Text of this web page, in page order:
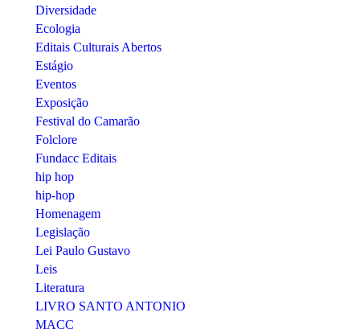
Diversidade
Ecologia
Editais Culturais Abertos
Estágio
Eventos
Exposição
Festival do Camarão
Folclore
Fundacc Editais
hip hop
hip-hop
Homenagem
Legislação
Lei Paulo Gustavo
Leis
Literatura
LIVRO SANTO ANTONIO
MACC